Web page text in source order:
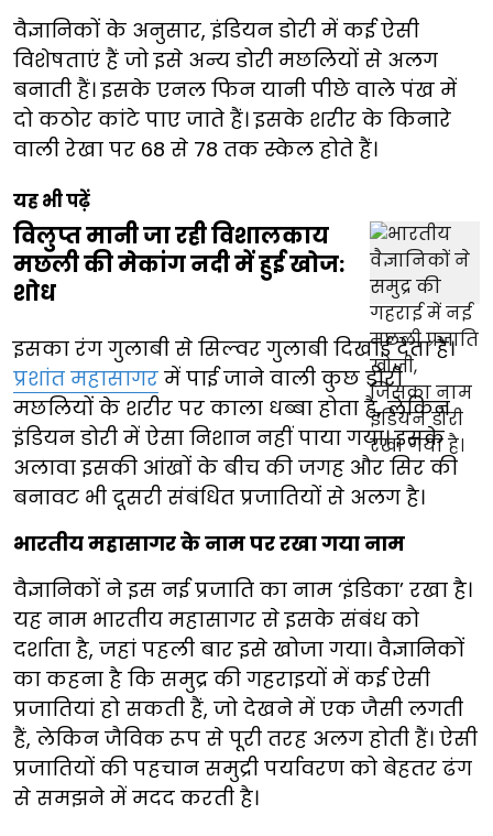
वैज्ञानिकों के अनुसार, इंडियन डोरी में कई ऐसी
विशेषताएं हैं जो इसे अन्य डोरी मछलियों से अलग
बनाती हैं। इसके एनल फिन यानी पीछे वाले पंख में
दो कठोर कांटे पाए जाते हैं। इसके शरीर के किनारे
वाली रेखा पर 68 से 78 तक स्केल होते हैं।
यह भी पढ़ें
विलुप्त मानी जा रही विशालकाय
मछली की मेकांग नदी में हुई खोज:
शोध
इसका रंग गुलाबी से सिल्वर गुलाबी दिखाई देता है।
प्रशांत महासागर में पाई जाने वाली कुछ डोरी
मछलियों के शरीर पर काला धब्बा होता है, लेकिन
इंडियन डोरी में ऐसा निशान नहीं पाया गया। इसके
अलावा इसकी आंखों के बीच की जगह और सिर की
बनावट भी दूसरी संबंधित प्रजातियों से अलग है।
भारतीय महासागर के नाम पर रखा गया नाम
वैज्ञानिकों ने इस नई प्रजाति का नाम ‘इंडिका’ रखा है।
यह नाम भारतीय महासागर से इसके संबंध को
दर्शाता है, जहां पहली बार इसे खोजा गया। वैज्ञानिकों
का कहना है कि समुद्र की गहराइयों में कई ऐसी
प्रजातियां हो सकती हैं, जो देखने में एक जैसी लगती
हैं, लेकिन जैविक रूप से पूरी तरह अलग होती हैं। ऐसी
प्रजातियों की पहचान समुद्री पर्यावरण को बेहतर ढंग
से समझने में मदद करती है।